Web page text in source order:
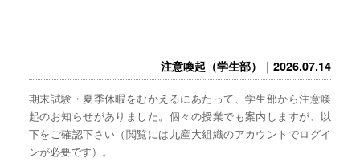
注意喚起（学生部）｜2026.07.14
期末試験・夏季休暇をむかえるにあたって、学生部から注意喚
起のお知らせがありました。個々の授業でも案内しますが、以
下をご確認下さい（閲覧には九産大組織のアカウントでログイ
ンが必要です）。